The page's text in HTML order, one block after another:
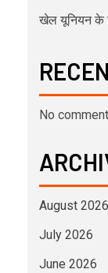
खेल यूनियन के
No
August 2026
July 2026
June 2026